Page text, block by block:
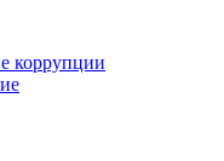
коррупции